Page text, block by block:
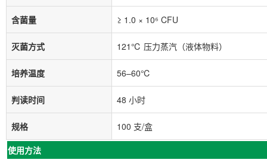
含菌量 ≥ 1.0 × 10⁶ CFU
灭菌方式 121℃ 压力蒸汽（液体物料）
培养温度 56–60℃
判读时间 48 小时
规格
100 支/盒
使用方法